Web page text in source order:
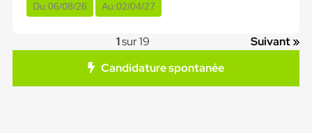
Du:06/08/26 Au:02/04/27
1sur 19
Suivant »
Candidature spontanée